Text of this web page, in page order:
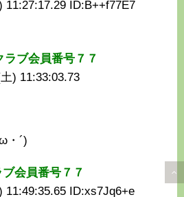
11:27:17.29 ID:B++f77E7
ラブ会員番号７７
) 11:33:03.73
・´)
会員番号７７
11:49:35.65 ID:xs7Jq6+e